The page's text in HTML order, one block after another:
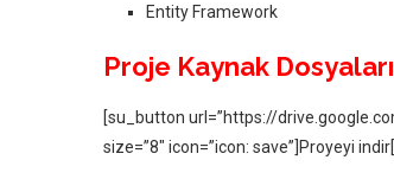
Entity Framework
Proje Kaynak
[su_button url=”https://
size=”8″ icon=”icon: save”]Proyeyi